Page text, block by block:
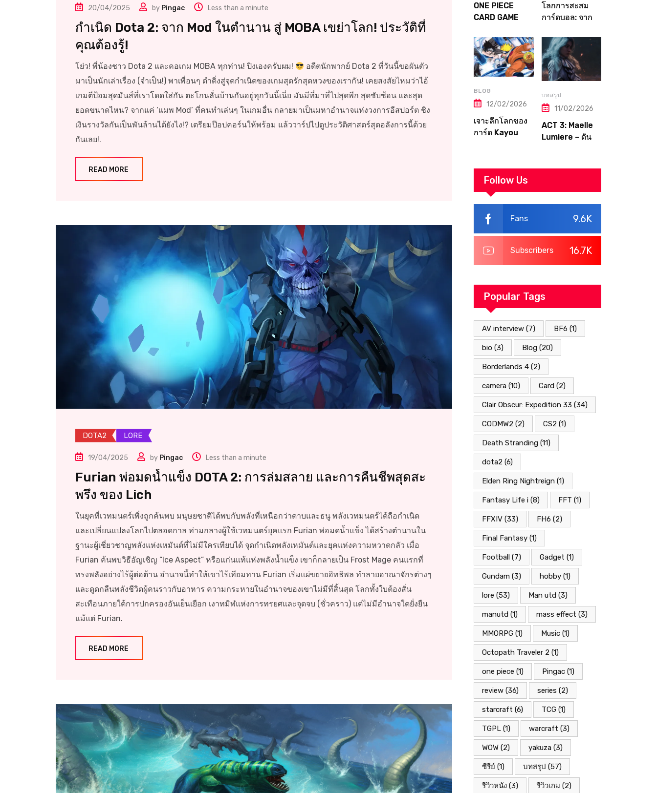
20/04/2025 by Pingac Less than a minute
กำเนิด Dota 2: จาก Mod ในตำนาน สู่ MOBA เขย่าโลก! ประวัติที่
คุณต้องรู้!
โย่ว! พี่น้องชาว Dota 2 และคอเกม MOBA ทุกท่าน! ปิงเองครับผม!
อดีตนักพากย์ Dota 2 ที่วันนี้ขอผันตัว
มาเป็นนักเล่าเรื่อง (จำเป็น!) พาเพื่อนๆ ดำดิ่งสู่จุดกำเนิดของเกมสุดรักสุดหวงของเรากัน! เคยสงสัยไหมว่าไอ้
เกมตีป้อมสุดมันส์ที่เราโดดใส่กัน ตะโกนลั่นบ้านกันอยู่ทุกวันนี้เนี่ย มันมีที่มาที่ไปสุดพีก สุดซับซ้อน และสุด
ยอดขนาดไหน? จากแค่ ‘แมพ Mod’ ที่คนทำเล่นๆ ในเกมอื่น กลายมาเป็นมหาอำนาจแห่งวงการอีสปอร์ต ชิง
เงินรางวัลกันเป็นพันล้านได้ยังไง!? เตรียมป๊อปคอร์นให้พร้อม แล้ววาร์ปไปดูประวัติศาสตร์สุดอลังการนี้ด้วย
กันเลย!.
READ MORE
DOTA2 LORE
19/04/2025 by Pingac Less than a minute
Furian พ่อมดน้ำแข็ง DOTA 2: การล่มสลาย และการคืนชีพสุดสะ
พรึง ของ Lich
ในยุคที่เวทมนตร์เพิ่งถูกค้นพบ มนุษยชาติได้พบกับพลังที่เหนือกว่าดาบและธนู พลังเวทมนตร์ได้ถือกำเนิด
และเปลี่ยนแปลงโลกไปตลอดกาล ท่ามกลางผู้ใช้เวทมนตร์ยุคแรก Furian พ่อมดน้ำแข็ง ได้สร้างตำนานใน
ฐานะผู้เชี่ยวชาญพลังแห่งเหมันต์ที่ไม่มีใครเทียบได้ จุดกำเนิดพลังเหมันต์และยุคแห่งความหวาดกลัว เมื่อ
Furian ค้นพบวิธีอัญเชิญ “Ice Aspect” หรือแก่นแท้แห่งพลังน้ำแข็ง เขาก็กลายเป็น Frost Mage คนแรกที่
ทรงพลังอย่างไร้ผู้ต่อต้าน อำนาจนี้ทำให้เขาไร้เทียมทาน Furian เริ่มแผ่ขยายอิทธิพล ทำลายอาณาจักรต่างๆ
และดูดกลืนพลังชีวิตผู้คนราวกับอาหาร ความกระหายในอำนาจของเขาไม่มีที่สิ้นสุด โลกทั้งใบต้องสั่น
สะเทือนภายใต้การปกครองอันเย็นเยือก เงาทมิฬแห่งการทรยศและจุดจบ (ชั่วคราว) แต่ไม่มีอำนาจใดยั่งยืน
แม้แต่ Furian.
READ MORE
ONE PIECE
CARD GAME
จากมือใหม่สู่
ราชาโจรสลัด
แห่งวงการการ์ด
โลกการสะสม
การ์ดบอล: จาก
Topps — คู่มือ
ฉบับเต็มที่เกมเม
อร์ต้องอ่าน!
BLOG
12/02/2026
เจาะลึกโลกของ
การ์ด Kayou
บทสรุป
11/02/2026
ACT 3: Maelle
Lumiere – ดัน
Follow Us
9.6K
Fans
16.7K
Subscribers
Popular Tags
AV interview (7) BF6 (1)
bio (3) Blog (20)
Borderlands 4 (2)
camera (10) Card (2)
Clair Obscur: Expedition 33 (34)
CODMW2 (2) CS2 (1)
Death Stranding (11)
dota2 (6)
Elden Ring Nightreign (1)
Fantasy Life i (8) FFT (1)
FFXIV (33) FH6 (2)
Final Fantasy (1)
Football (7) Gadget (1)
Gundam (3) hobby (1)
lore (53) Man utd (3)
manutd (1) mass effect (3)
MMORPG (1) Music (1)
Octopath Traveler 2 (1)
one piece (1) Pingac (1)
review (36) series (2)
starcraft (6) TCG (1)
TGPL (1) warcraft (3)
WOW (2) yakuza (3)
ซีรีย์ (1) บทสรุป (57)
รีวิวหนัง (3) รีวิวเกม (2)